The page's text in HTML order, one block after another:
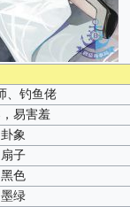
钓鱼佬
易害羞
卦象
扇子
黑色
墨绿